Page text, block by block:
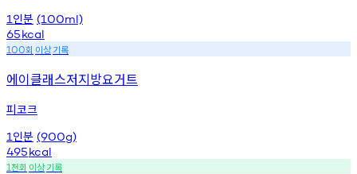
1 인분 (100ml)
65kcal
100회 이상기록
에이클래스저지방요거트
피코크
1 인분 (900g)
495kcal
1천회 이상기록